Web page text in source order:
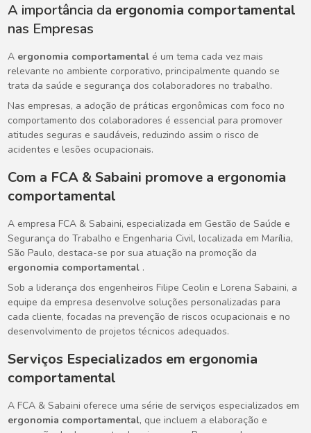
A importância da ergonomia comportamental
nas Empresas
A ergonomia comportamental é um tema cada vez mais
relevante no ambiente corporativo, principalmente quando se
trata da saúde e segurança dos colaboradores no trabalho.
Nas empresas, a adoção de práticas ergonômicas com foco no
comportamento dos colaboradores é essencial para promover
atitudes seguras e saudáveis, reduzindo assim o risco de
acidentes e lesões ocupacionais.
Com a FCA & Sabaini promove a ergonomia
comportamental
A empresa FCA & Sabaini, especializada em Gestão de Saúde e
Segurança do Trabalho e Engenharia Civil, localizada em Marília,
São Paulo, destaca-se por sua atuação na promoção da
ergonomia comportamental .
Sob a liderança dos engenheiros Filipe Ceolin e Lorena Sabaini, a
equipe da empresa desenvolve soluções personalizadas para
cada cliente, focadas na prevenção de riscos ocupacionais e no
desenvolvimento de projetos técnicos adequados.
Serviços Especializados em ergonomia
comportamental
A FCA & Sabaini oferece uma série de serviços especializados em
ergonomia comportamental, que incluem a elaboração e